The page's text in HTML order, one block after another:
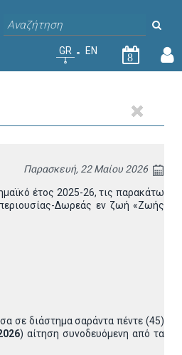
GR EN
8
Παρασκευή, 22 Μαίου 2026
έτος 2025-26, τις παρακάτω
Δωρεάς εν ζωή «Ζωής
σε διάστημα σαράντα πέντε (45)
) αίτηση συνοδευόμενη από τα